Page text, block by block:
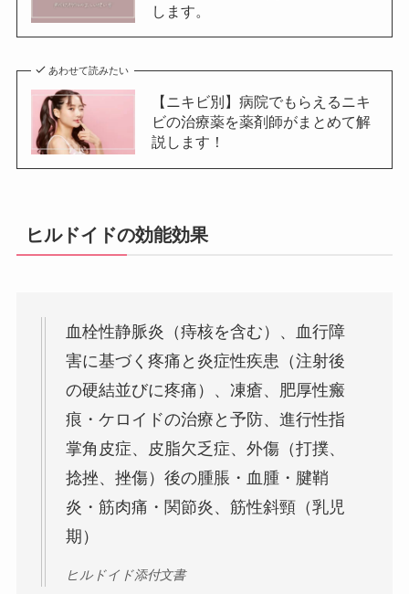
します。
あわせて読みたい
【ニキビ別】病院でもらえるニキ
ビの治療薬を薬剤師がまとめて解
説します！
ヒルドイドの効能効果
血栓性静脈炎（痔核を含む）、血行障
害に基づく疼痛と炎症性疾患（注射後
の硬結並びに疼痛）、凍瘡、肥厚性瘢
痕・ケロイドの治療と予防、進行性指
掌角皮症、皮脂欠乏症、外傷（打撲、
捻挫、挫傷）後の腫脹・血腫・腱鞘
炎・筋肉痛・関節炎、筋性斜頸（乳児
期）
ヒルドイド添付文書